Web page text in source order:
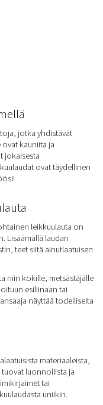
jotka yhdistävät
kauniita ja
jokaisesta
ovat täydellinen
leikkuulauta on
Lisäämällä laudan
teet siitä ainutlaatuisen
niin kokille, metsästäjälle
esiliinaan tai
näyttää todelliselta
materiaaleista,
luonnollista ja
tai
uniikin.